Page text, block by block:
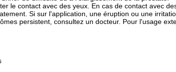
le contact avec des yeux. En cas de contact avec
Si sur l'application, une éruption ou une
persistent, consultez un docteur. Pour l'usage